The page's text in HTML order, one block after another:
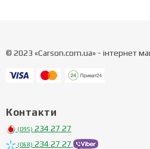
© 2023 «Carson.com.ua» - інтернет
Контакти
(095) 234 27 27
(068) 234 27 27